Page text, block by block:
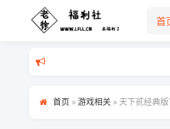
首
首页 » 游戏相关 » 天下贰经典